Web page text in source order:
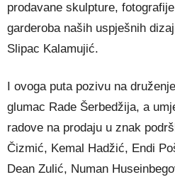
prodavane skulpture,
garderoba naših uspješnih
Slipac Kalamujić.
I ovoga puta pozivu na
glumac Rade Šerbedžija, a
radove na prodaju u znak
Čizmić, Kemal Hadžić, Endi
Dean Zulić, Numan